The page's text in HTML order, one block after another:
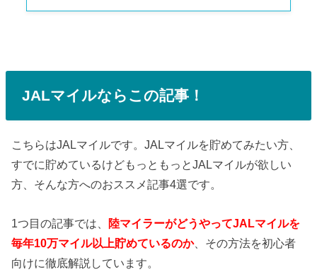
JALマイルならこの記事！
こちらはJALマイルです。JALマイルを貯めてみたい方、
すでに貯めているけどもっともっとJALマイルが欲しい
方、そんな方へのおススメ記事4選です。
1つ目の記事では、 陸マイラーがどうやってJALマイルを
毎年10万マイル以上貯めているのか、その方法を初心者
向けに徹底解説しています。